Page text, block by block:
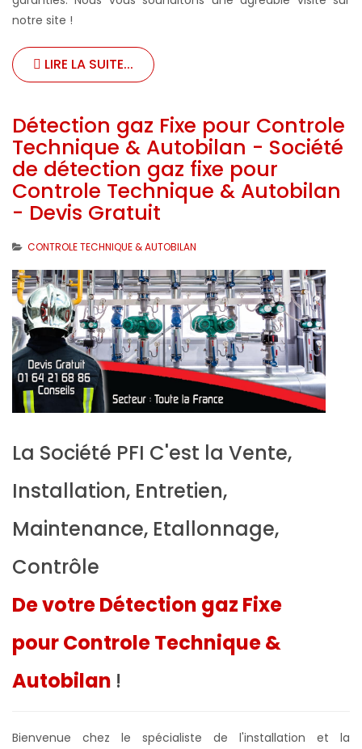
notre site !
LIRE LA SUITE...
Détection gaz Fixe pour Controle
Technique & Autobilan - Société
de détection gaz fixe pour
Controle Technique & Autobilan
- Devis Gratuit
CONTROLE TECHNIQUE & AUTOBILAN
La Société PFI C'est la Vente,
Installation, Entretien,
Maintenance, Etallonnage,
Contrôle
De votre Détection gaz Fixe
pour Controle Technique &
Autobilan !
Bienvenue chez le spécialiste de l'installation et la